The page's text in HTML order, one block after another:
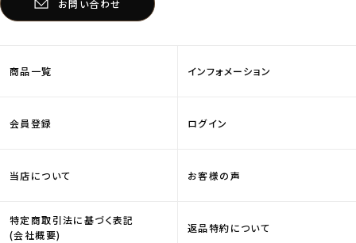
お問い合わせ
商品一覧 インフォメーション
会員登録 ログイン
当店について お客様の声
特定商取引法に基づく表記
(会社概要)
返品特約について